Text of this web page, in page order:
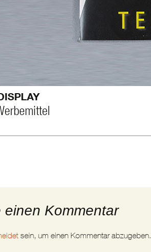
einen Kommentar
sein, um einen Kommentar abzugeben.